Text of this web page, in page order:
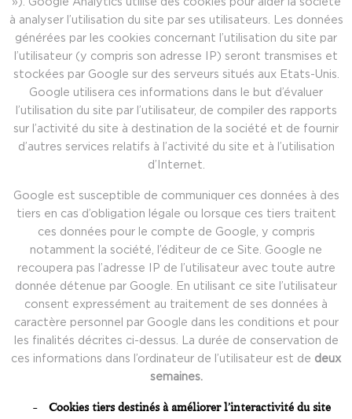
à analyser l’utilisation du site par ses utilisateurs. Les données
générées par les cookies concernant l’utilisation du site par
l’utilisateur (y compris son adresse IP) seront transmises et
stockées par Google sur des serveurs situés aux Etats-Unis.
Google utilisera ces informations dans le but d’évaluer
l’utilisation du site par l’utilisateur, de compiler des rapports
sur l’activité du site à destination de la société et de fournir
d’autres services relatifs à l’activité du site et à l’utilisation
d’Internet.
Google est susceptible de communiquer ces données à des
tiers en cas d’obligation légale ou lorsque ces tiers traitent
ces données pour le compte de Google, y compris
notamment la société, l’éditeur de ce Site. Google ne
recoupera pas l’adresse IP de l’utilisateur avec toute autre
donnée détenue par Google. En utilisant ce site l’utilisateur
consent expressément au traitement de ses données à
caractère personnel par Google dans les conditions et pour
les finalités décrites ci-dessus. La durée de conservation de
ces informations dans l’ordinateur de l’utilisateur est de deux
semaines.
Cookies tiers destinés à améliorer l’interactivité du site